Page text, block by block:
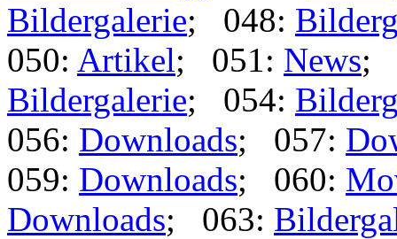
Bildergalerie; 048:
050: Artikel; 051: News;
Bildergalerie; 054:
056: Downloads; 057:
059: Downloads; 060:
Downloads; 063: